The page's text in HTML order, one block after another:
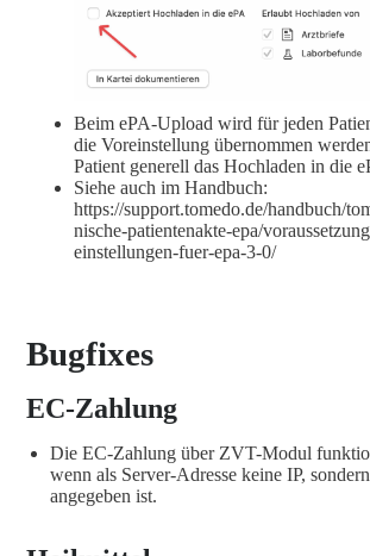
Beim ePA-Upload wird für jeden
die Voreinstellung übernommen
Patient generell das Hochladen in die
Siehe auch im Handbuch:
https://support.tomedo.de/handbuch/
nische-patientenakte-epa/
einstellungen-fuer-epa-3-0/
Bugfixes
EC-Zahlung
Die EC-Zahlung über ZVT-Modul
wenn als Server-Adresse keine IP,
angegeben ist.